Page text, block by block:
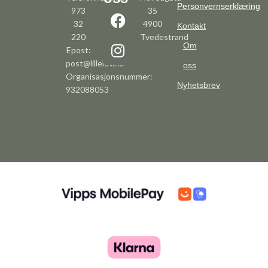
973
32
220
Epost:
post@lillelov.no
Organisasjonsnummer:
932088053
35
4900
Tvedestrand
Personvernserklæring
Kontakt
Om
oss
Nyhetsbrev